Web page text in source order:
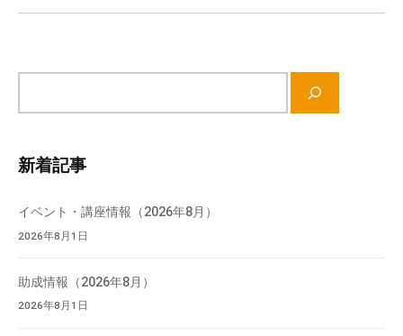
ョ
検
新着記事
イベント・講座情報（2026年8月）
2026年8月1日
助成情報（2026年8月）
2026年8月1日